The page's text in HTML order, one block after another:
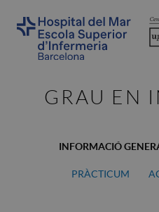
GRAU EN
INFORMACIÓ
PRÀCTICUM